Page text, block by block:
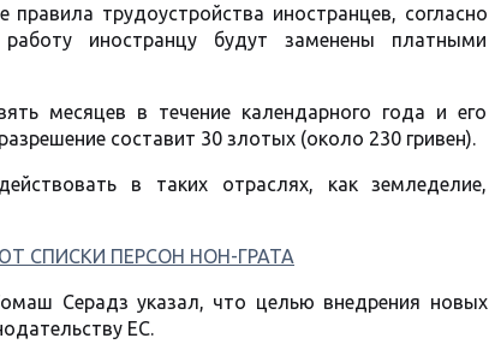
трудоустройства иностранцев, согласно
иностранцу будут заменены платными
месяцев в течение календарного года и его
составит 30 злотых (около 230 гривен).
в таких отраслях, как земледелие,
СПИСКИ ПЕРСОН НОН-ГРАТА
Серадз указал, что целью внедрения новых
ЕС.